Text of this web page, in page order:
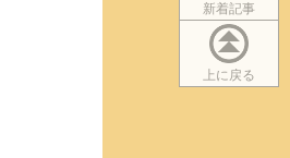
新着記事
上に戻る